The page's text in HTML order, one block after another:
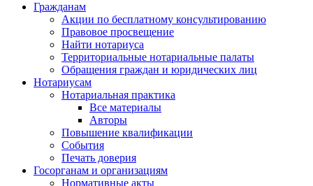
Гражданам
Акции по бесплатному консультированию
Правовое просвещение
Найти нотариуса
Территориальные нотариальные палаты
Обращения граждан и юридических лиц
Нотариусам
Нотариальная практика
Все материалы
Авторы
Повышение квалификации
События
Печать доверия
Госорганам и организациям
Нормативные акты